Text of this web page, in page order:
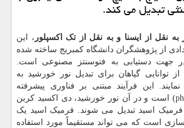
تبدیل می كند.
نقل از ایسنا و به نقل از تک اکسپلور ، این
از پژوهشگران دانشگاه کمبریج ساخته شده
جهت دستیابی به فتوسنتز مصنوعی است.
توانایی گیاهان برای تبدیل نور خورشید به
این فرآیند مبتنی بر فناوری پیشرفته
"فوتوشیت"(photosheet) است و در آن نور خورشید، دی اکسید کربن
اسید تبدیل می شوند. فرمیک اسید یک
است که می تواند مستقیماً مورد استفاده